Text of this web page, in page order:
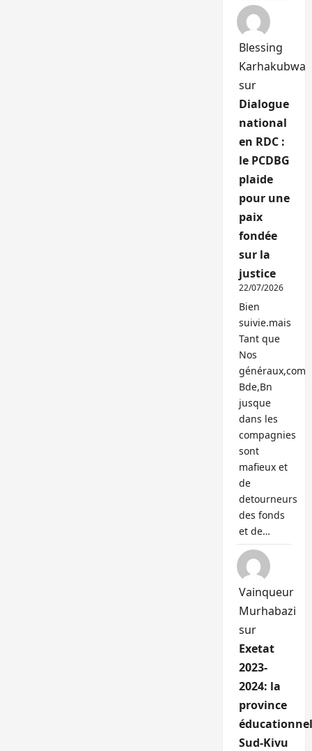
Blessing
Karhakubwa
sur
Dialogue
national
en RDC :
le PCDBG
plaide
pour une
paix
fondée
sur la
justice
22/07/2026
Bien
suivie.mais
Tant que
Nos
généraux,com
Bde,Bn
jusque
dans les
compagnies
sont
mafieux et
de
detourneurs
des fonds
et de…
Vainqueur
Murhabazi
sur
Exetat
2023-
2024: la
province
Sud-Kivu